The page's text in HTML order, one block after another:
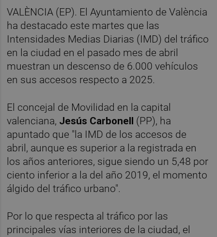
VALÈNCIA (EP). El Ayuntamiento de València
ha destacado este martes que las
Intensidades Medias Diarias (IMD) del tráfico
en la ciudad en el pasado mes de abril
muestran un descenso de 6.000 vehículos
en sus accesos respecto a 2025.
El concejal de Movilidad en la capital
valenciana, Jesús Carbonell (PP), ha
apuntado que "la IMD de los accesos de
abril, aunque es superior a la registrada en
los años anteriores, sigue siendo un 5,48 por
ciento inferior a la del año 2019, el momento
álgido del tráfico urbano".
Por lo que respecta al tráfico por las
principales vías interiores de la ciudad, el